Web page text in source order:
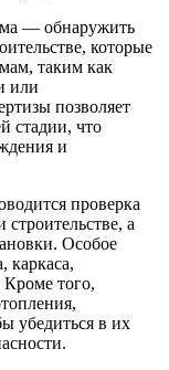
— обнаружить
которые
таким как
или
позволяет
стадии, что
и
проверка
а
Особое
каркаса,
того,
убедиться в их